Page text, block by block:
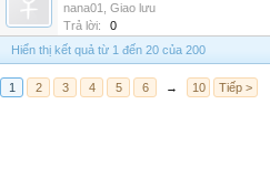
nana01
Giao lưu
Trả lời:
0
Hiển thị kết quả từ 1 đến 20 của 200
1 2 3 4 5 6 → 10 Tiếp >